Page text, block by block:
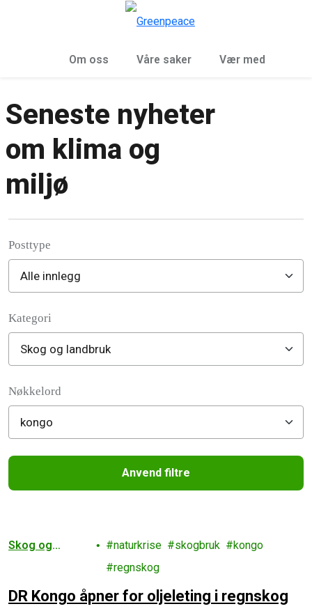
Om oss Våre saker Vær med
Seneste nyheter
om klima og
miljø
Posttype
Kategori
Nøkkelord
Anvend filtre
Skog og
naturkrise skogbruk
kongo
regnskog
DR Kongo åpner for oljeleting i regnskog